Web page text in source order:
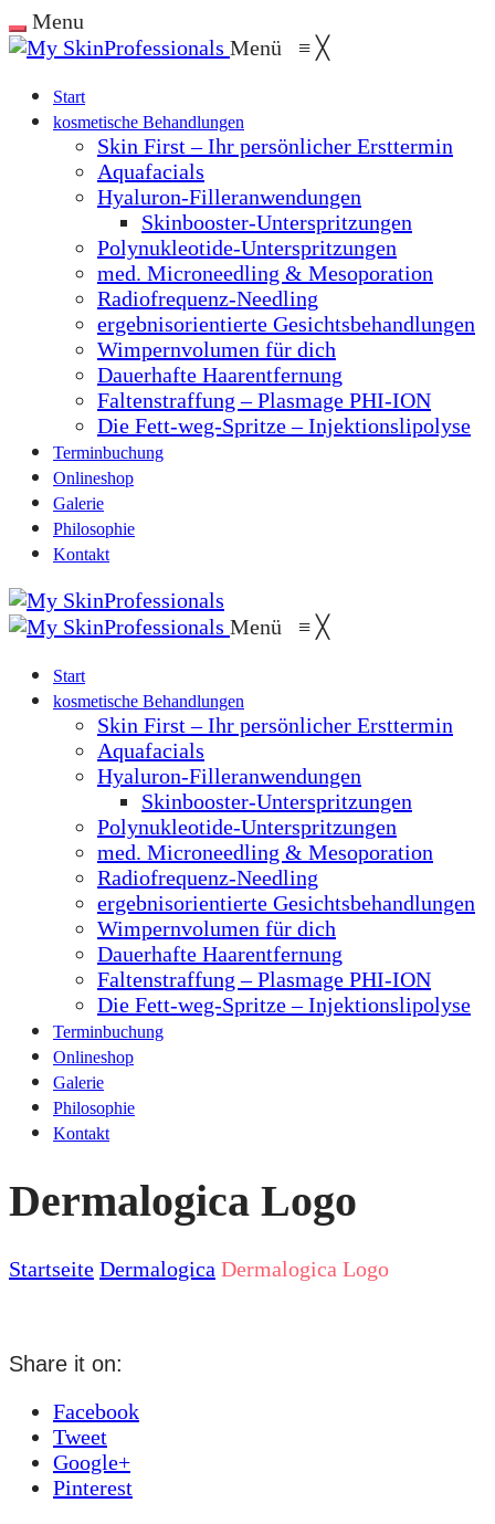
Menu
Menü ≡ ╳
Start
kosmetische Behandlungen
Skin First – Ihr persönlicher Ersttermin
Aquafacials
Hyaluron-Filleranwendungen
Skinbooster-Unterspritzungen
Polynukleotide-Unterspritzungen
med. Microneedling & Mesoporation
Radiofrequenz-Needling
ergebnisorientierte Gesichtsbehandlungen
Wimpernvolumen für dich
Dauerhafte Haarentfernung
Faltenstraffung – Plasmage PHI-ION
Die Fett-weg-Spritze – Injektionslipolyse
Terminbuchung
Onlineshop
Galerie
Philosophie
Kontakt
Menü ≡ ╳
Start
kosmetische Behandlungen
Skin First – Ihr persönlicher Ersttermin
Aquafacials
Hyaluron-Filleranwendungen
Skinbooster-Unterspritzungen
Polynukleotide-Unterspritzungen
med. Microneedling & Mesoporation
Radiofrequenz-Needling
ergebnisorientierte Gesichtsbehandlungen
Wimpernvolumen für dich
Dauerhafte Haarentfernung
Faltenstraffung – Plasmage PHI-ION
Die Fett-weg-Spritze – Injektionslipolyse
Terminbuchung
Onlineshop
Galerie
Philosophie
Kontakt
Dermalogica Logo
Startseite Dermalogica Dermalogica Logo
Share it on:
Facebook
Tweet
Google+
Pinterest